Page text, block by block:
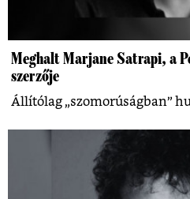
Meghalt Marjane Satrapi, a
szerzője
Állítólag „szomorúságban”